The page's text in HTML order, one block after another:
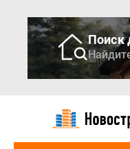
Поиск
Медиа